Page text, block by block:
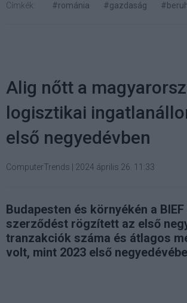
Címkék: #románia #gazdaság
Alig nőtt a
logisztikai
első negyedévben
ComputerTrends 2024 április 26. 11:33
Budapesten és környékén a
szerződést rögzített az első
tranzakciók száma és átlagos
volt, mint 2023 első